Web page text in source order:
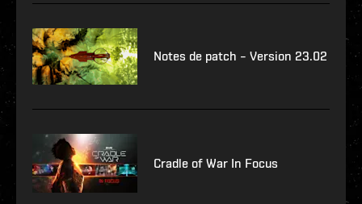
Notes de patch – Version 23.02
Cradle of War In Focus